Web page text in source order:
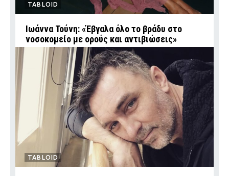
TABLOID
Ιωάννα Τούνη: «Έβγαλα όλο το βράδυ στο
νοσοκομείο με ορούς και αντιβιώσεις»
TABLOID